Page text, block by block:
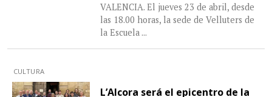
VALENCIA. El jueves 23 de abril, desde
las 18.00 horas, la sede de Velluters de
la Escuela ...
CULTURA
L’Alcora será el epicentro de la